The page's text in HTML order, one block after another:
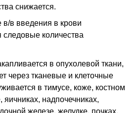
снижается.
в/в введения в крови
количества
в опухолевой ткани,
через тканевые и клеточные
в тимусе, коже, костном
яичниках, надпочечниках,
железе, желудке, почках,